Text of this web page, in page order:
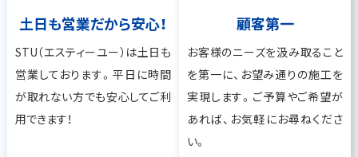
土日も営業だから安心！
STU（エスティーユー）は土日も
営業しております。平日に時間
が取れない方でも安心してご利
用できます！
顧客第一
お客様のニーズを汲み取ること
を第一に、お望み通りの施工を
実現します。ご予算やご希望が
あれば、お気軽にお尋ねくださ
い。